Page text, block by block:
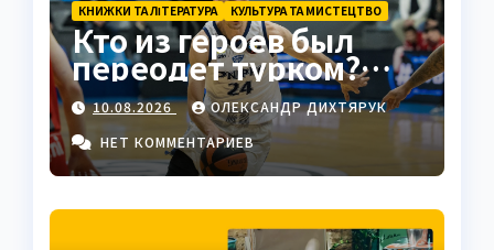
КНИЖКИ ТА ЛІТЕРАТУРА КУЛЬТУРА ТА МИСТЕЦТВО
Кто из героев был
переодет турком?
Клеонт в комедии
Мольера
10.08.2026
ОЛЕКСАНДР ДИХТЯРУК
НЕТ КОММЕНТАРИЕВ